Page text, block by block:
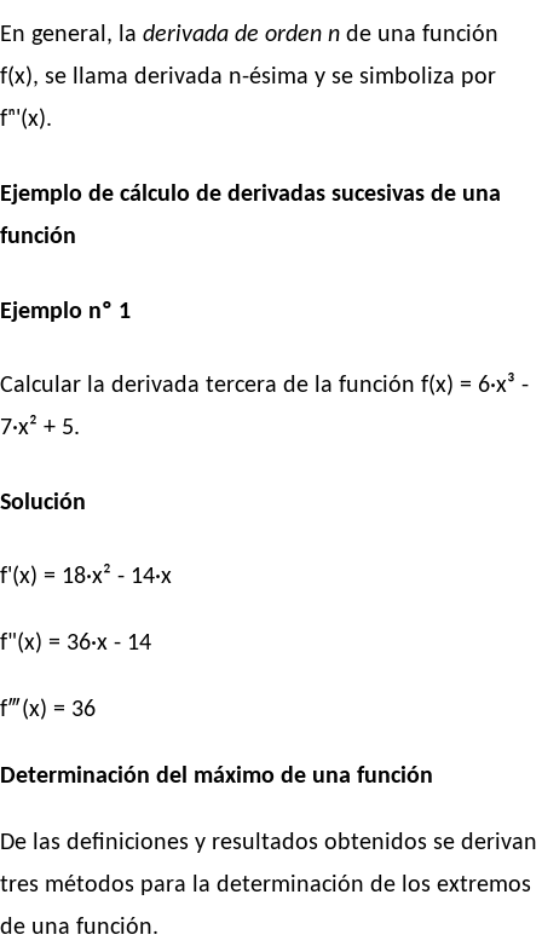
En general, la derivada de orden n de una función
f(x), se llama derivada n-ésima y se simboliza por
fⁿ'(x).
Ejemplo de cálculo de derivadas sucesivas de una
función
Ejemplo nº 1
Calcular la derivada tercera de la función f(x) = 6·x³ -
7·x² + 5.
Solución
f'(x) = 18·x² - 14·x
f"(x) = 36·x - 14
f‴(x) = 36
Determinación del máximo de una función
De las definiciones y resultados obtenidos se derivan
tres métodos para la determinación de los extremos
de una función.